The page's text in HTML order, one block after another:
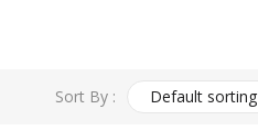
Sort By : Default sorting